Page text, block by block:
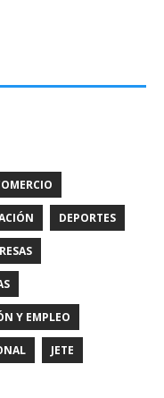
DEPORTES
Y EMPLEO
JETE